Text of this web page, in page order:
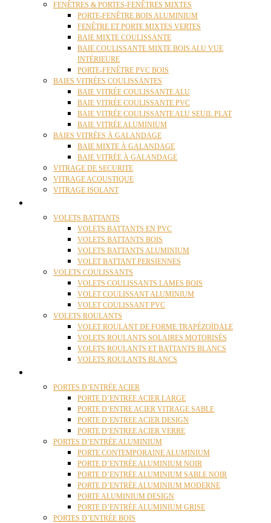
FENÊTRES & PORTES-FENÊTRES MIXTES
PORTE-FENÊTRE BOIS ALUMINIUM
FENÊTRE ET PORTE MIXTES VERTES
BAIE MIXTE COULISSANTE
BAIE COULISSANTE MIXTE BOIS ALU VUE
INTÉRIEURE
PORTE-FENÊTRE PVC BOIS
BAIES VITRÉES COULISSANTES
BAIE VITRÉE COULISSANTE ALU
BAIE VITRÉE COULISSANTE PVC
BAIE VITRÉE COULISSANTE ALU SEUIL PLAT
BAIE VITRÉE ALUMINIUM
BAIES VITRÉES À GALANDAGE
BAIE MIXTE À GALANDAGE
BAIE VITRÉE À GALANDAGE
VITRAGE DE SECURITE
VITRAGE ACOUSTIQUE
VITRAGE ISOLANT
VOLETS BATTANTS
VOLETS BATTANTS EN PVC
VOLETS BATTANTS BOIS
VOLETS BATTANTS ALUMINIUM
VOLET BATTANT PERSIENNES
VOLETS COULISSANTS
VOLETS COULISSANTS LAMES BOIS
VOLET COULISSANT ALUMINIUM
VOLET COULISSANT PVC
VOLETS ROULANTS
VOLET ROULANT DE FORME TRAPÉZOÏDALE
VOLETS ROULANTS SOLAIRES MOTORISÉS
VOLETS ROULANTS ET BATTANTS BLANCS
VOLETS ROULANTS BLANCS
PORTES D’ENTRÉE ACIER
PORTE D’ENTREE ACIER LARGE
PORTE D’ENTRE ACIER VITRAGE SABLE
PORTE D’ENTREE ACIER DESIGN
PORTE D’ENTREE ACIER VERRE
PORTES D’ENTRÉE ALUMINIUM
PORTE CONTEMPORAINE ALUMINIUM
PORTE D’ENTRÉE ALUMINIUM NOIR
PORTE D’ENTRÉE ALUMINIUM SABLE NOIR
PORTE D’ENTRÉE ALUMINIUM MODERNE
PORTE ALUMINIUM DESIGN
PORTE D’ENTRÉE ALUMINIUM GRISE
PORTES D’ENTRÉE BOIS